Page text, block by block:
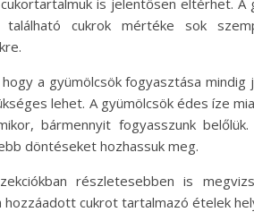
található cukrok mértéke sok
hogy a gyümölcsök fogyasztása
lehet. A gyümölcsök édes íze
bármennyit fogyasszunk
döntéseket hozhassuk meg.
részletesebben is
hozzáadott cukrot tartalmazó ételek